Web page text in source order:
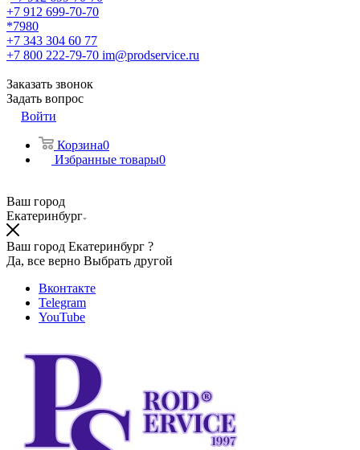
+7 912 699-70-70
*7980
+7 343 304 60 77
+7 800 222-79-70 im@prodservice.ru
Заказать звонок
Задать вопрос
Войти
Корзина0
Избранные товары0
Ваш город
Екатеринбург
Ваш город Екатеринбург ?
Да, все верно Выбрать другой
Вконтакте
Telegram
YouTube